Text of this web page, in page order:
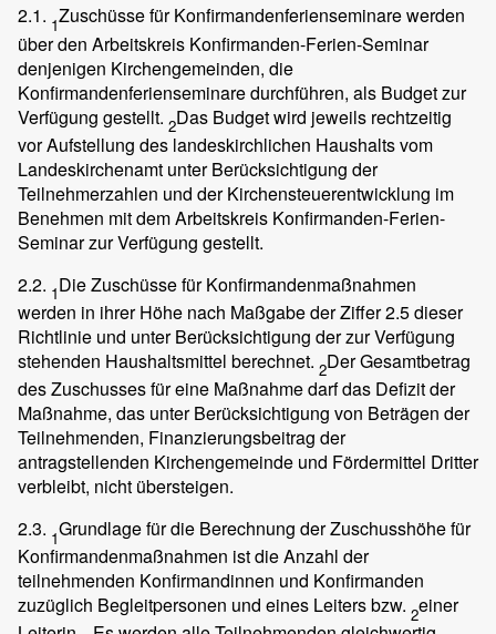
2.1. 1Zuschüsse für Konfirmandenferienseminare werden
über den Arbeitskreis Konfirmanden-Ferien-Seminar
denjenigen Kirchengemeinden, die
Konfirmandenferienseminare durchführen, als Budget zur
Verfügung gestellt. 2Das Budget wird jeweils rechtzeitig
vor Aufstellung des landeskirchlichen Haushalts vom
Landeskirchenamt unter Berücksichtigung der
Teilnehmerzahlen und der Kirchensteuerentwicklung im
Benehmen mit dem Arbeitskreis Konfirmanden-Ferien-
Seminar zur Verfügung gestellt.
2.2. 1Die Zuschüsse für Konfirmandenmaßnahmen
werden in ihrer Höhe nach Maßgabe der Ziffer 2.5 dieser
Richtlinie und unter Berücksichtigung der zur Verfügung
stehenden Haushaltsmittel berechnet. 2Der Gesamtbetrag
des Zuschusses für eine Maßnahme darf das Defizit der
Maßnahme, das unter Berücksichtigung von Beträgen der
Teilnehmenden, Finanzierungsbeitrag der
antragstellenden Kirchengemeinde und Fördermittel Dritter
verbleibt, nicht übersteigen.
2.3. 1Grundlage für die Berechnung der Zuschusshöhe für
Konfirmandenmaßnahmen ist die Anzahl der
teilnehmenden Konfirmandinnen und Konfirmanden
zuzüglich Begleitpersonen und eines Leiters bzw. 2einer